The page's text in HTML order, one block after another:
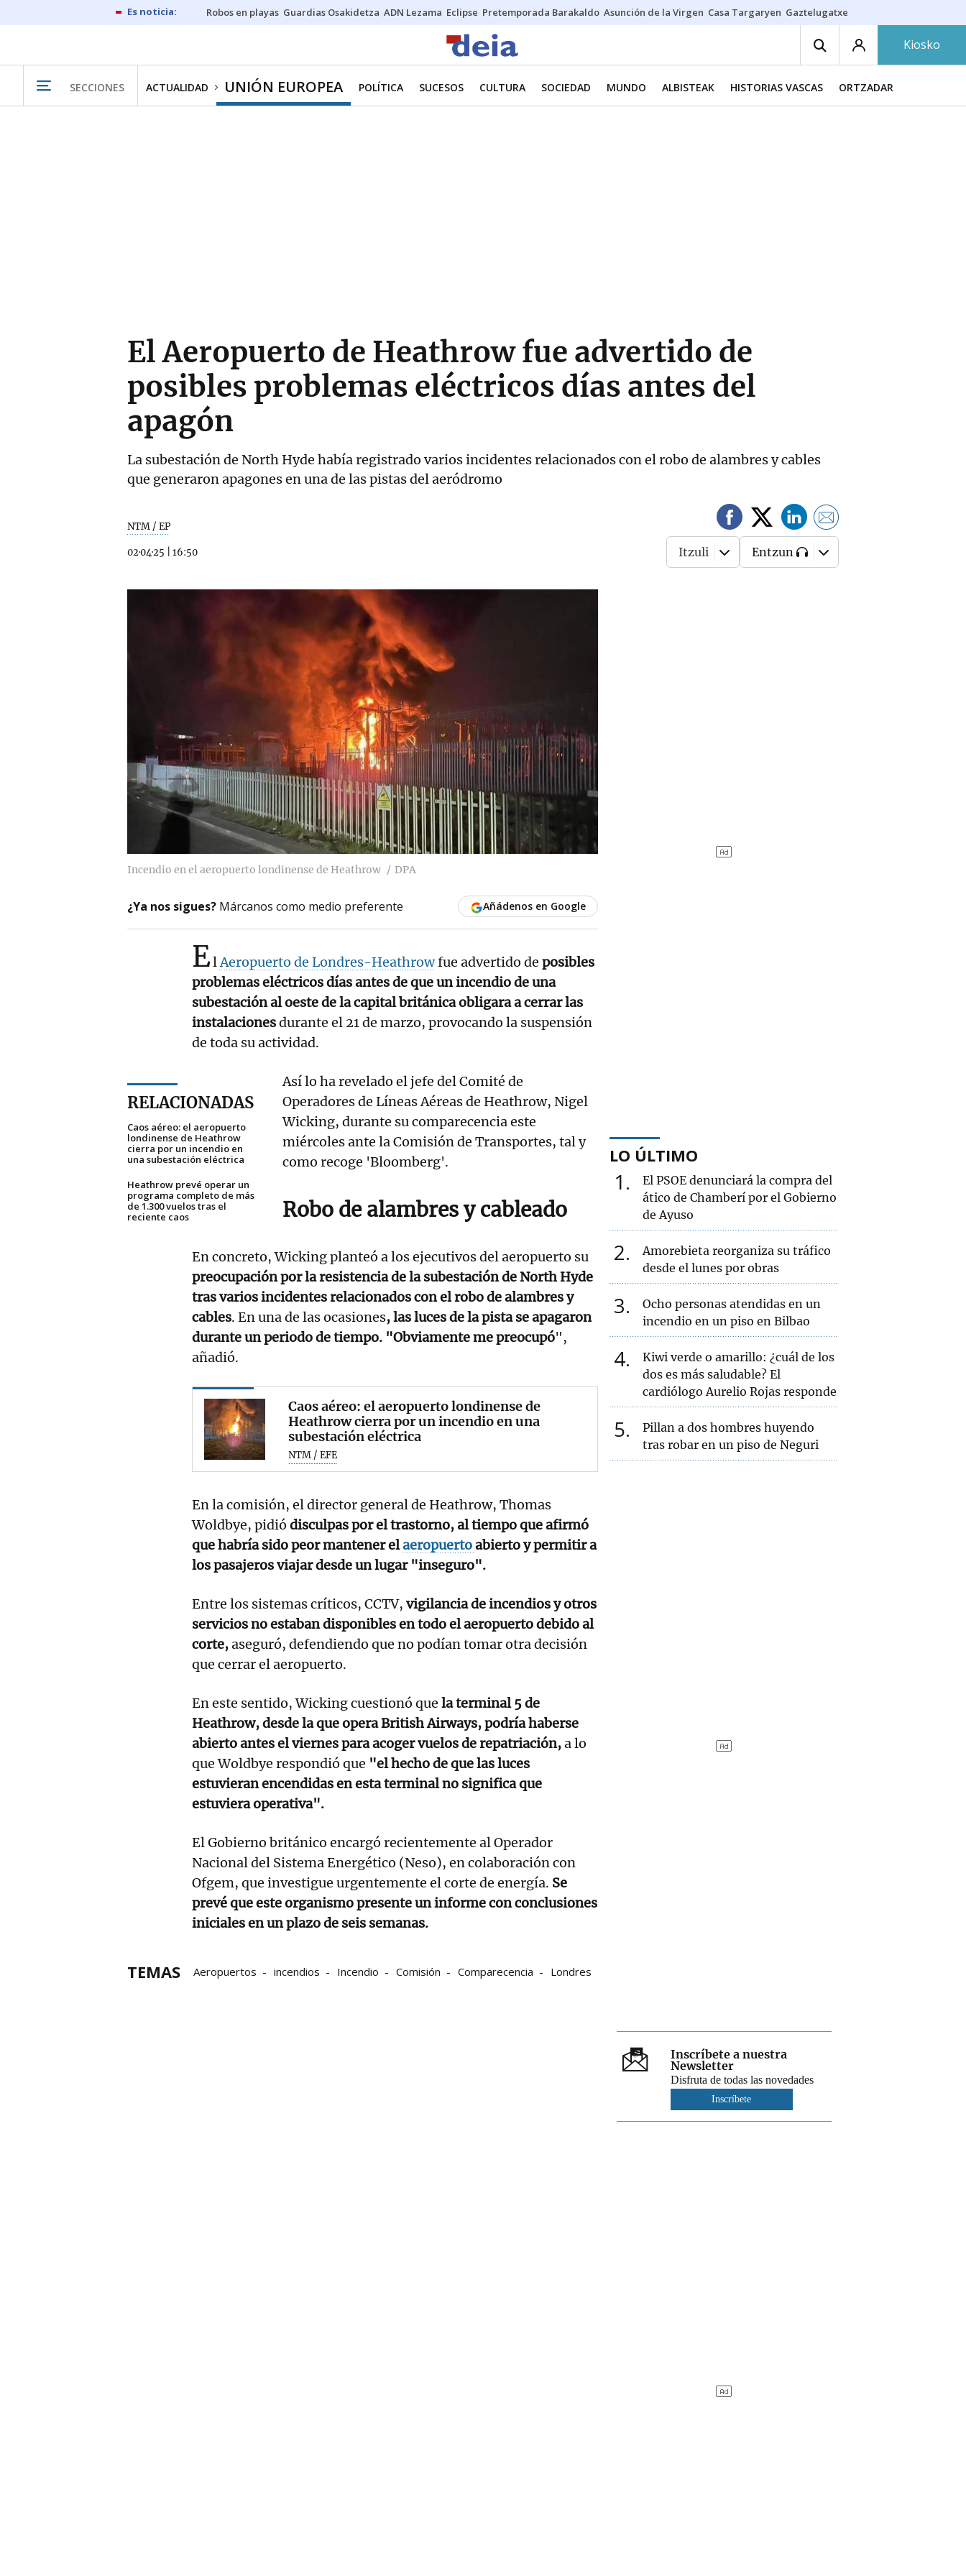
Robos en playas Guardias Osakidetza ADN Lezama Eclipse Pretemporada Barakaldo Asunción de la Virgen Casa Targaryen Gaztelugatxe
Kiosko
SECCIONES ACTUALIDAD UNIÓN EUROPEA POLÍTICA SUCESOS CULTURA SOCIEDAD MUNDO ALBISTEAK HISTORIAS VASCAS ORTZADAR
El Aeropuerto de Heathrow fue advertido de
posibles problemas eléctricos días antes del
apagón
La subestación de North Hyde había registrado varios incidentes relacionados con el robo de alambres y cables
que generaron apagones en una de las pistas del aeródromo
NTM / EP
02·04·25 16:50 Itzuli Entzun
Incendio en el aeropuerto londinense de Heathrow DPA
¿Ya nos sigues? Márcanos como medio preferente Añádenos en Google
ElAeropuerto de Londres-Heathrowfue advertido de posibles
problemas eléctricos días antes de que un incendio de una
subestación al oeste de la capital británica obligara a cerrar las
instalacionesdurante el 21 de marzo, provocando la suspensión
de toda su actividad.
RELACIONADAS
Caos aéreo: el aeropuerto
londinense de Heathrow
cierra por un incendio en
una subestación eléctrica
Heathrow prevé operar un
programa completo de más
de 1.300 vuelos tras el
reciente caos
Así lo ha revelado el jefe del Comité de
Operadores de Líneas Aéreas de Heathrow, Nigel
Wicking, durante su comparecencia este
miércoles ante la Comisión de Transportes, tal y
como recoge 'Bloomberg'.
Robo de alambres y cableado
En concreto, Wicking planteó a los ejecutivos del aeropuerto su
preocupación por la resistencia de la subestación de North Hyde
tras varios incidentes relacionados con el robo de alambres y
cables. En una de las ocasiones, las luces de la pista se apagaron
durante un periodo de tiempo. "Obviamente me preocupó",
añadió.
Caos aéreo: el aeropuerto londinense de
Heathrow cierra por un incendio en una
subestación eléctrica
NTM / EFE
En la comisión, el director general de Heathrow, Thomas
Woldbye, pidió disculpas por el trastorno, al tiempo que afirmó
que habría sido peor mantener elaeropuertoabierto y permitir a
los pasajeros viajar desde un lugar "inseguro".
Entre los sistemas críticos, CCTV, vigilancia de incendios y otros
servicios no estaban disponibles en todo el aeropuerto debido al
corte,aseguró, defendiendo que no podían tomar otra decisión
que cerrar el aeropuerto.
En este sentido, Wicking cuestionó que la terminal 5 de
Heathrow, desde la que opera British Airways, podría haberse
abierto antes el viernes para acoger vuelos de repatriación,a lo
que Woldbye respondió que "el hecho de que las luces
estuvieran encendidas en esta terminal no significa que
estuviera operativa".
El Gobierno británico encargó recientemente al Operador
Nacional del Sistema Energético (Neso), en colaboración con
Ofgem, que investigue urgentemente el corte de energía. Se
prevé que este organismo presente un informe con conclusiones
iniciales en un plazo de seis semanas.
TEMAS Aeropuertos incendios Incendio Comisión Comparecencia Londres
LO ÚLTIMO
1
El PSOE denunciará la compra del
ático de Chamberí por el Gobierno
de Ayuso
2
Amorebieta reorganiza su tráfico
desde el lunes por obras
3
Ocho personas atendidas en un
incendio en un piso en Bilbao
4
Kiwi verde o amarillo: ¿cuál de los
dos es más saludable? El
cardiólogo Aurelio Rojas responde
5
Pillan a dos hombres huyendo
tras robar en un piso de Neguri
Inscríbete a nuestra
Newsletter
Disfruta de todas las novedades
Inscríbete